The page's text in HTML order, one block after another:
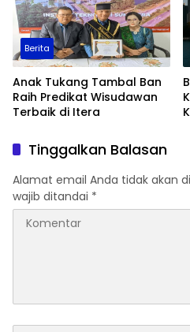
Berita
Anak Tukang Tambal Ban
Raih Predikat Wisudawan
Terbaik di Itera
Tinggalkan Balasan
Alamat email Anda tidak akan
wajib ditandai *